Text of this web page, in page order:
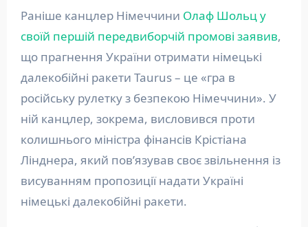
Раніше канцлер Німеччини Олаф Шольц у
своїй першій передвиборчій промові заявив,
що прагнення України отримати німецькі
далекобійні ракети Taurus – це «гра в
російську рулетку з безпекою Німеччини». У
ній канцлер, зокрема, висловився проти
колишнього міністра фінансів Крістіана
Лінднера, який пов’язував своє звільнення із
висуванням пропозиції надати Україні
німецькі далекобійні ракети.